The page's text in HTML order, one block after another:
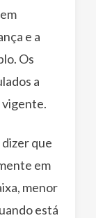
e a
Os
a
vigente.
que
em
menor
está